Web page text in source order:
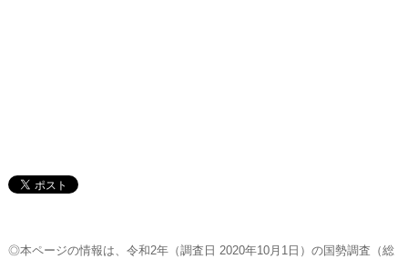
◎本ページの情報は、令和2年（調査日 2020年10月1日）の国勢調査（総